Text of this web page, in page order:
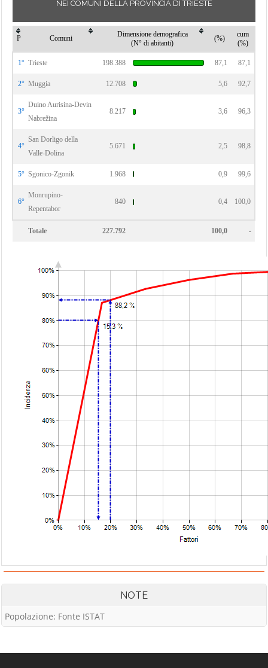
NEI COMUNI DELLA PROVINCIA DI TRIESTE
P Comuni
Dimensione demografica
(N° di abitanti)
(%)
cum
(%)
1° Trieste 198.388 87,1 87,1
2° Muggia 12.708 5,6 92,7
3°
Duino Aurisina-Devin
Nabrežina
8.217 3,6 96,3
4°
San Dorligo della
Valle-Dolina
5.671 2,5 98,8
5° Sgonico-Zgonik 1.968 0,9 99,6
6°
Monrupino-
Repentabor
840 0,4 100,0
Totale 227.792 100,0 -
NOTE
Popolazione: Fonte ISTAT